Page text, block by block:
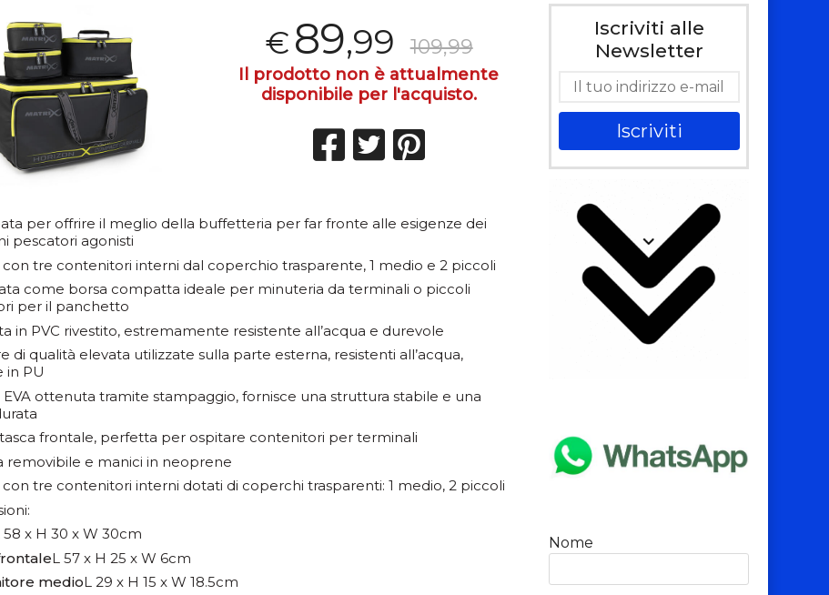
€89,99 109,99
Il prodotto non è attualmente
disponibile per l'acquisto.
per offrire il meglio della buffetteria per far fronte alle esigenze dei
pescatori agonisti
con tre contenitori interni dal coperchio trasparente, 1 medio e 2 piccoli
come borsa compatta ideale per minuteria da terminali o piccoli
per il panchetto
in PVC rivestito, estremamente resistente all’acqua e durevole
di qualità elevata utilizzate sulla parte esterna, resistenti all’acqua,
in PU
EVA ottenuta tramite stampaggio, fornisce una struttura stabile e una
tasca frontale, perfetta per ospitare contenitori per terminali
removibile e manici in neoprene
tre contenitori interni dotati di coperchi trasparenti: 1 medio, 2 piccoli
58 x H 30 x W 30cm
L 57 x H 25 x W 6cm
medioL 29 x H 15 x W 18.5cm
Iscriviti alle
Newsletter
Iscriviti
Nome